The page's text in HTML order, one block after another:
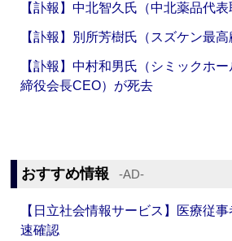
【訃報】中北智久氏（中北薬品代
【訃報】別所芳樹氏（スズケン最
【訃報】中村和男氏（シミックホ
締役会長CEO）が死去
おすすめ情報 ‐AD‐
【日立社会情報サービス】医療従
速確認